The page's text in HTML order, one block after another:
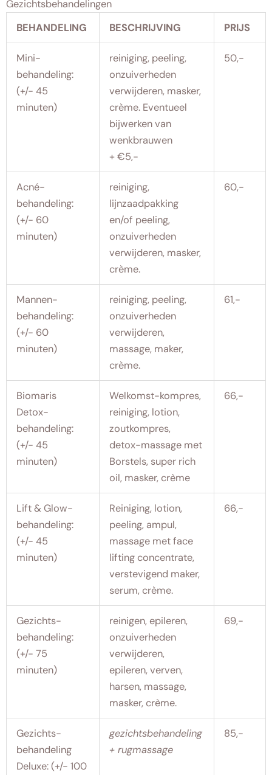
Gezichtsbehandelingen
BEHANDELING
BESCHRIJVING PRIJS
Mini-
behandeling:
(+/- 45
minuten)
reiniging, peeling,
onzuiverheden
verwijderen, masker,
crème. Eventueel
bijwerken van
wenkbrauwen
+ €5,-
50,-
Acné-
behandeling:
(+/- 60
minuten)
reiniging,
lijnzaadpakking
en/of peeling,
onzuiverheden
verwijderen, masker,
crème.
60,-
Mannen-
behandeling:
(+/- 60
minuten)
reiniging, peeling,
onzuiverheden
verwijderen,
massage, maker,
crème.
61,-
Biomaris
Detox-
behandeling:
(+/- 45
minuten)
Welkomst-kompres,
reiniging, lotion,
zoutkompres,
detox-massage met
Borstels, super rich
oil, masker, crème
66,-
Lift & Glow-
behandeling:
(+/- 45
minuten)
Reiniging, lotion,
peeling, ampul,
massage met face
lifting concentrate,
verstevigend maker,
serum, crème.
66,-
Gezichts-
behandeling:
(+/- 75
minuten)
reinigen, epileren,
onzuiverheden
verwijderen,
epileren, verven,
harsen, massage,
masker, crème.
69,-
Gezichts-
behandeling
Deluxe: (+/- 100
gezichtsbehandeling
+ rugmassage
85,-